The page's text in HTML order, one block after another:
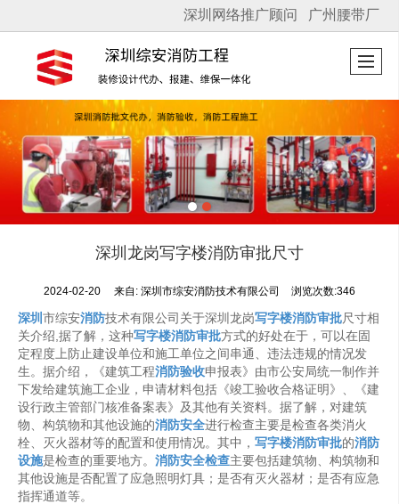
很遗憾，因您的浏览器版本过低导致无法获得最佳浏览体验，推荐下载安装谷歌浏览器！
深圳网络推广顾问 广州腰带厂
深圳龙岗写字楼消防审批尺寸
2024-02-20 来自:深圳市综安消防技术有限公司 浏览次数:346
深圳 市综安消防技术有限公司关于深圳龙岗写字楼消防审批尺寸相
关介绍,据了解，这种写字楼消防审批方式的好处在于，可以在固
定程度上防止建设单位和施工单位之间串通、违法违规的情况发
生。据介绍，《建筑工程消防验收申报表》由市公安局统一制作并
下发给建筑施工企业，申请材料包括《竣工验收合格证明》、《建
设行政主管部门核准备案表》及其他有关资料。据了解，对建筑
物、构筑物和其他设施的消防安全进行检查主要是检查各类消火
栓、灭火器材等的配置和使用情况。其中， 写字楼消防审批的消防
设施是检查的重要地方。 消防安全检查主要包括建筑物、构筑物和
其他设施是否配置了应急照明灯具；是否有灭火器材；是否有应急
指挥通道等。